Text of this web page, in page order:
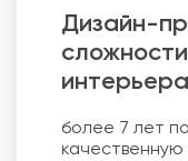
Дизайн-
более 7 лет